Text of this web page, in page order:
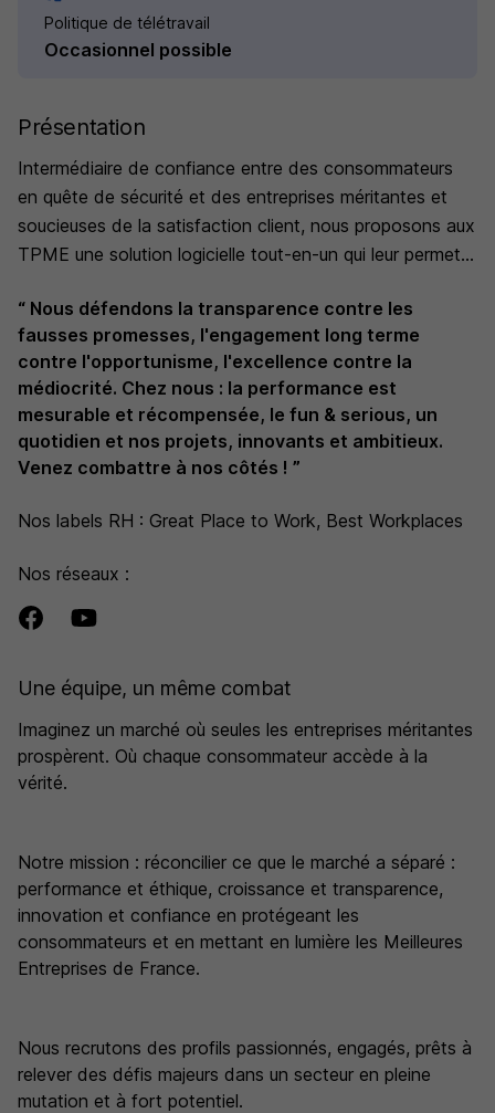
Politique de télétravail
Occasionnel possible
Présentation
Intermédiaire de confiance entre des consommateurs
en quête de sécurité et des entreprises méritantes et
soucieuses de la satisfaction client, nous proposons aux
TPME une solution logicielle tout-en-un qui leur permet
gagner du temps.
“ Nous défendons la transparence contre les
fausses promesses, l'engagement long terme
contre l'opportunisme, l'excellence contre la
médiocrité. Chez nous : la performance est
mesurable et récompensée, le fun & serious, un
quotidien et nos projets, innovants et ambitieux.
Venez combattre à nos côtés ! ”
Nos labels RH : Great Place to Work, Best Workplaces
Nos réseaux :
Une équipe, un même combat
Imaginez un marché où seules les entreprises méritantes
prospèrent. Où chaque consommateur accède à la
vérité.
Notre mission : réconcilier ce que le marché a séparé :
performance et éthique, croissance et transparence,
innovation et confiance en protégeant les
consommateurs et en mettant en lumière les Meilleures
Entreprises de France.
Nous recrutons des profils passionnés, engagés, prêts à
relever des défis majeurs dans un secteur en pleine
mutation et à fort potentiel.